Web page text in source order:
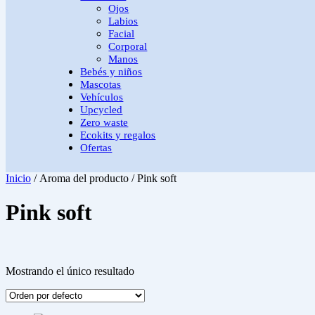
Ojos
Labios
Facial
Corporal
Manos
Bebés y niños
Mascotas
Vehículos
Upcycled
Zero waste
Ecokits y regalos
Ofertas
Inicio / Aroma del producto / Pink soft
Pink soft
Mostrando el único resultado